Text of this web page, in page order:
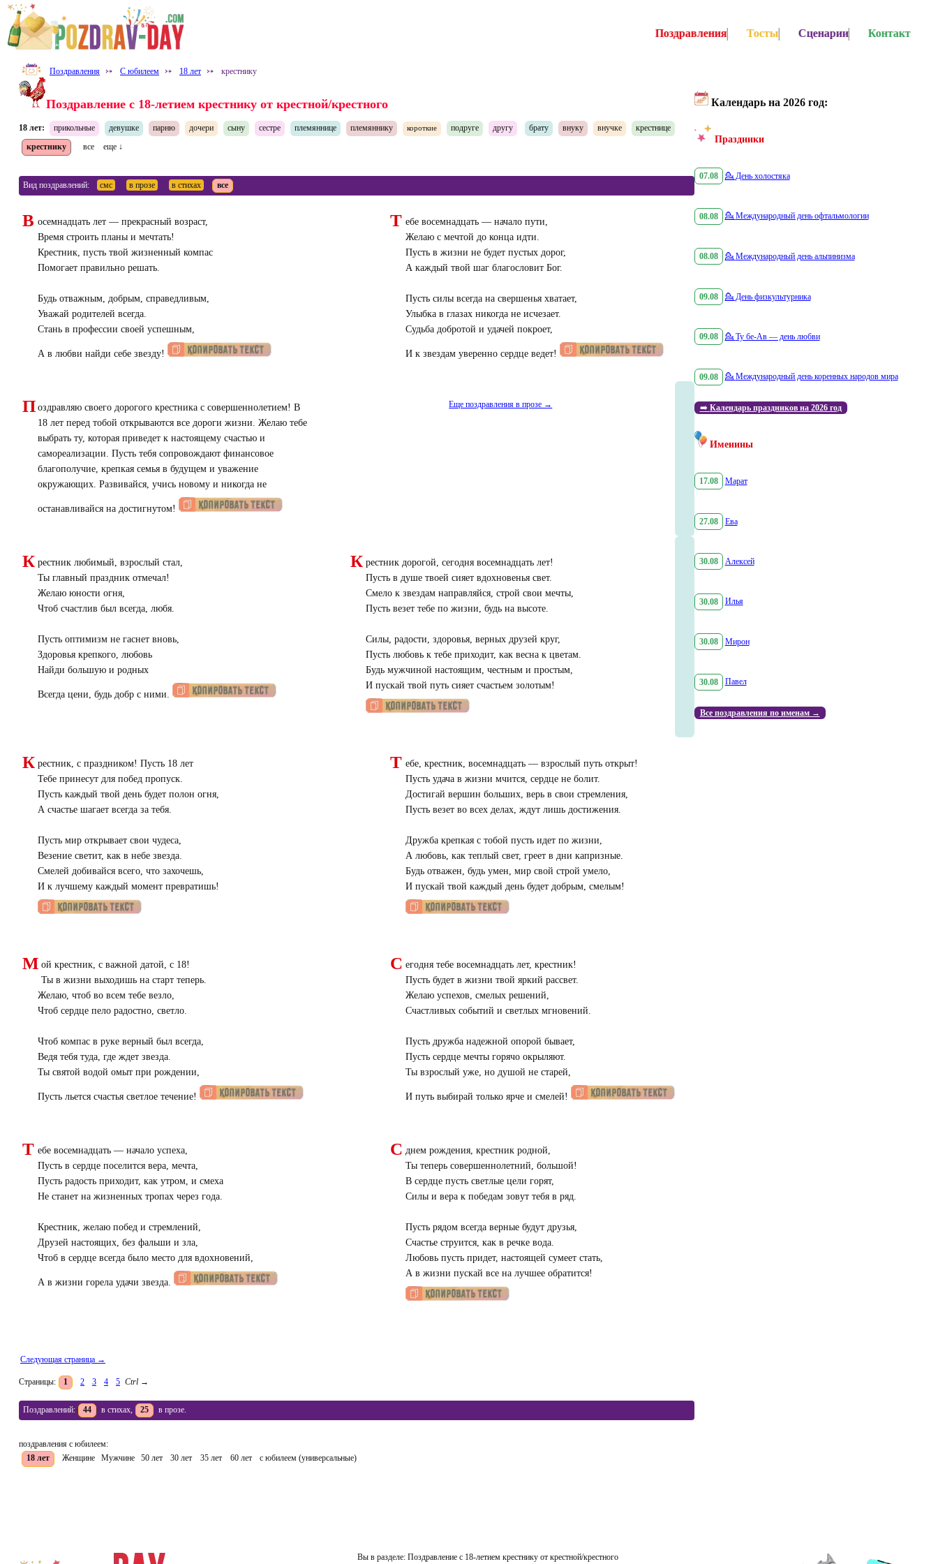
Поздравления ⤐ С юбилеем ⤐ 18 лет ⤐ крестнику
Поздравление с 18-летием крестнику от крестной/крестного
18 лет: прикольные девушке парню дочери сыну сестре племяннице племяннику короткие подруге другу брату внуку внучке
крестнице
крестнику
все еще ↓
Вид поздравлений: смс в прозе в стихах все
В осемнадцать лет — прекрасный возраст,
Время строить планы и мечтать!
Крестник, пусть твой жизненный компас
Помогает правильно решать.
Будь отважным, добрым, справедливым,
Уважай родителей всегда.
Стань в профессии своей успешным,
А в любви найди себе звезду!
Т ебе восемнадцать — начало пути,
Желаю с мечтой до конца идти.
Пусть в жизни не будет пустых дорог,
А каждый твой шаг благословит Бог.
Пусть силы всегда на свершенья хватает,
Улыбка в глазах никогда не исчезает.
Судьба добротой и удачей покроет,
И к звездам уверенно сердце ведет!
П оздравляю своего дорогого крестника с совершеннолетием! В
18 лет перед тобой открываются все дороги жизни. Желаю тебе
выбрать ту, которая приведет к настоящему счастью и
самореализации. Пусть тебя сопровождают финансовое
благополучие, крепкая семья в будущем и уважение
окружающих. Развивайся, учись новому и никогда не
останавливайся на достигнутом!
Еще поздравления в прозе →
К рестник любимый, взрослый стал,
Ты главный праздник отмечал!
Желаю юности огня,
Чтоб счастлив был всегда, любя.
Пусть оптимизм не гаснет вновь,
Здоровья крепкого, любовь
Найди большую и родных
Всегда цени, будь добр с ними.
К рестник дорогой, сегодня восемнадцать лет!
Пусть в душе твоей сияет вдохновенья свет.
Смело к звездам направляйся, строй свои мечты,
Пусть везет тебе по жизни, будь на высоте.
Силы, радости, здоровья, верных друзей круг,
Пусть любовь к тебе приходит, как весна к цветам.
Будь мужчиной настоящим, честным и простым,
И пускай твой путь сияет счастьем золотым!
К рестник, с праздником! Пусть 18 лет
Тебе принесут для побед пропуск.
Пусть каждый твой день будет полон огня,
А счастье шагает всегда за тебя.
Пусть мир открывает свои чудеса,
Везение светит, как в небе звезда.
Смелей добивайся всего, что захочешь,
И к лучшему каждый момент превратишь!
Т ебе, крестник, восемнадцать — взрослый путь открыт!
Пусть удача в жизни мчится, сердце не болит.
Достигай вершин больших, верь в свои стремления,
Пусть везет во всех делах, ждут лишь достижения.
Дружба крепкая с тобой пусть идет по жизни,
А любовь, как теплый свет, греет в дни капризные.
Будь отважен, будь умен, мир свой строй умело,
И пускай твой каждый день будет добрым, смелым!
М ой крестник, с важной датой, с 18!
Ты в жизни выходишь на старт теперь.
Желаю, чтоб во всем тебе везло,
Чтоб сердце пело радостно, светло.
Чтоб компас в руке верный был всегда,
Ведя тебя туда, где ждет звезда.
Ты святой водой омыт при рождении,
Пусть льется счастья светлое течение!
С егодня тебе восемнадцать лет, крестник!
Пусть будет в жизни твой яркий рассвет.
Желаю успехов, смелых решений,
Счастливых событий и светлых мгновений.
Пусть дружба надежной опорой бывает,
Пусть сердце мечты горячо окрыляют.
Ты взрослый уже, но душой не старей,
И путь выбирай только ярче и смелей!
Т ебе восемнадцать — начало успеха,
Пусть в сердце поселится вера, мечта,
Пусть радость приходит, как утром, и смеха
Не станет на жизненных тропах через года.
Крестник, желаю побед и стремлений,
Друзей настоящих, без фальши и зла,
Чтоб в сердце всегда было место для вдохновений,
А в жизни горела удачи звезда.
С днем рождения, крестник родной,
Ты теперь совершеннолетний, большой!
В сердце пусть светлые цели горят,
Силы и вера к победам зовут тебя в ряд.
Пусть рядом всегда верные будут друзья,
Счастье струится, как в речке вода.
Любовь пусть придет, настоящей сумеет стать,
А в жизни пускай все на лучшее обратится!
Следующая страница →
Страницы: 1 2 3 4 5 Ctrl →
Поздравлений: 44 в стихах, 25 в прозе.
поздравления с юбилеем:
18 лет
Женщине Мужчине 50 лет 30 лет 35 лет 60 лет с юбилеем (универсальные)
Календарь на 2026 год:
Праздники
07.08 💁 День холостяка
08.08 💁 Международный день офтальмологии
08.08 💁 Международный день альпинизма
09.08 💁 День физкультурника
09.08 💁 Ту бе-Ав — день любви
09.08 💁 Международный день коренных народов мира
➡️ Календарь праздников на 2026 год
Именины
17.08 Марат
27.08 Ева
30.08 Алексей
30.08 Илья
30.08 Мирон
30.08 Павел
Все поздравления по именам →
Поздравления Тосты Сценарии Контакт
Вы в разделе: Поздравление с 18-летием крестнику от крестной/крестного